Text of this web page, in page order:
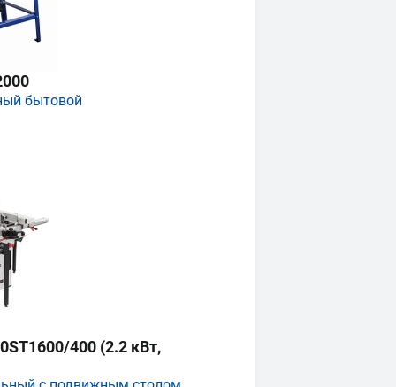
бытовой
400 (2.2 кВт,